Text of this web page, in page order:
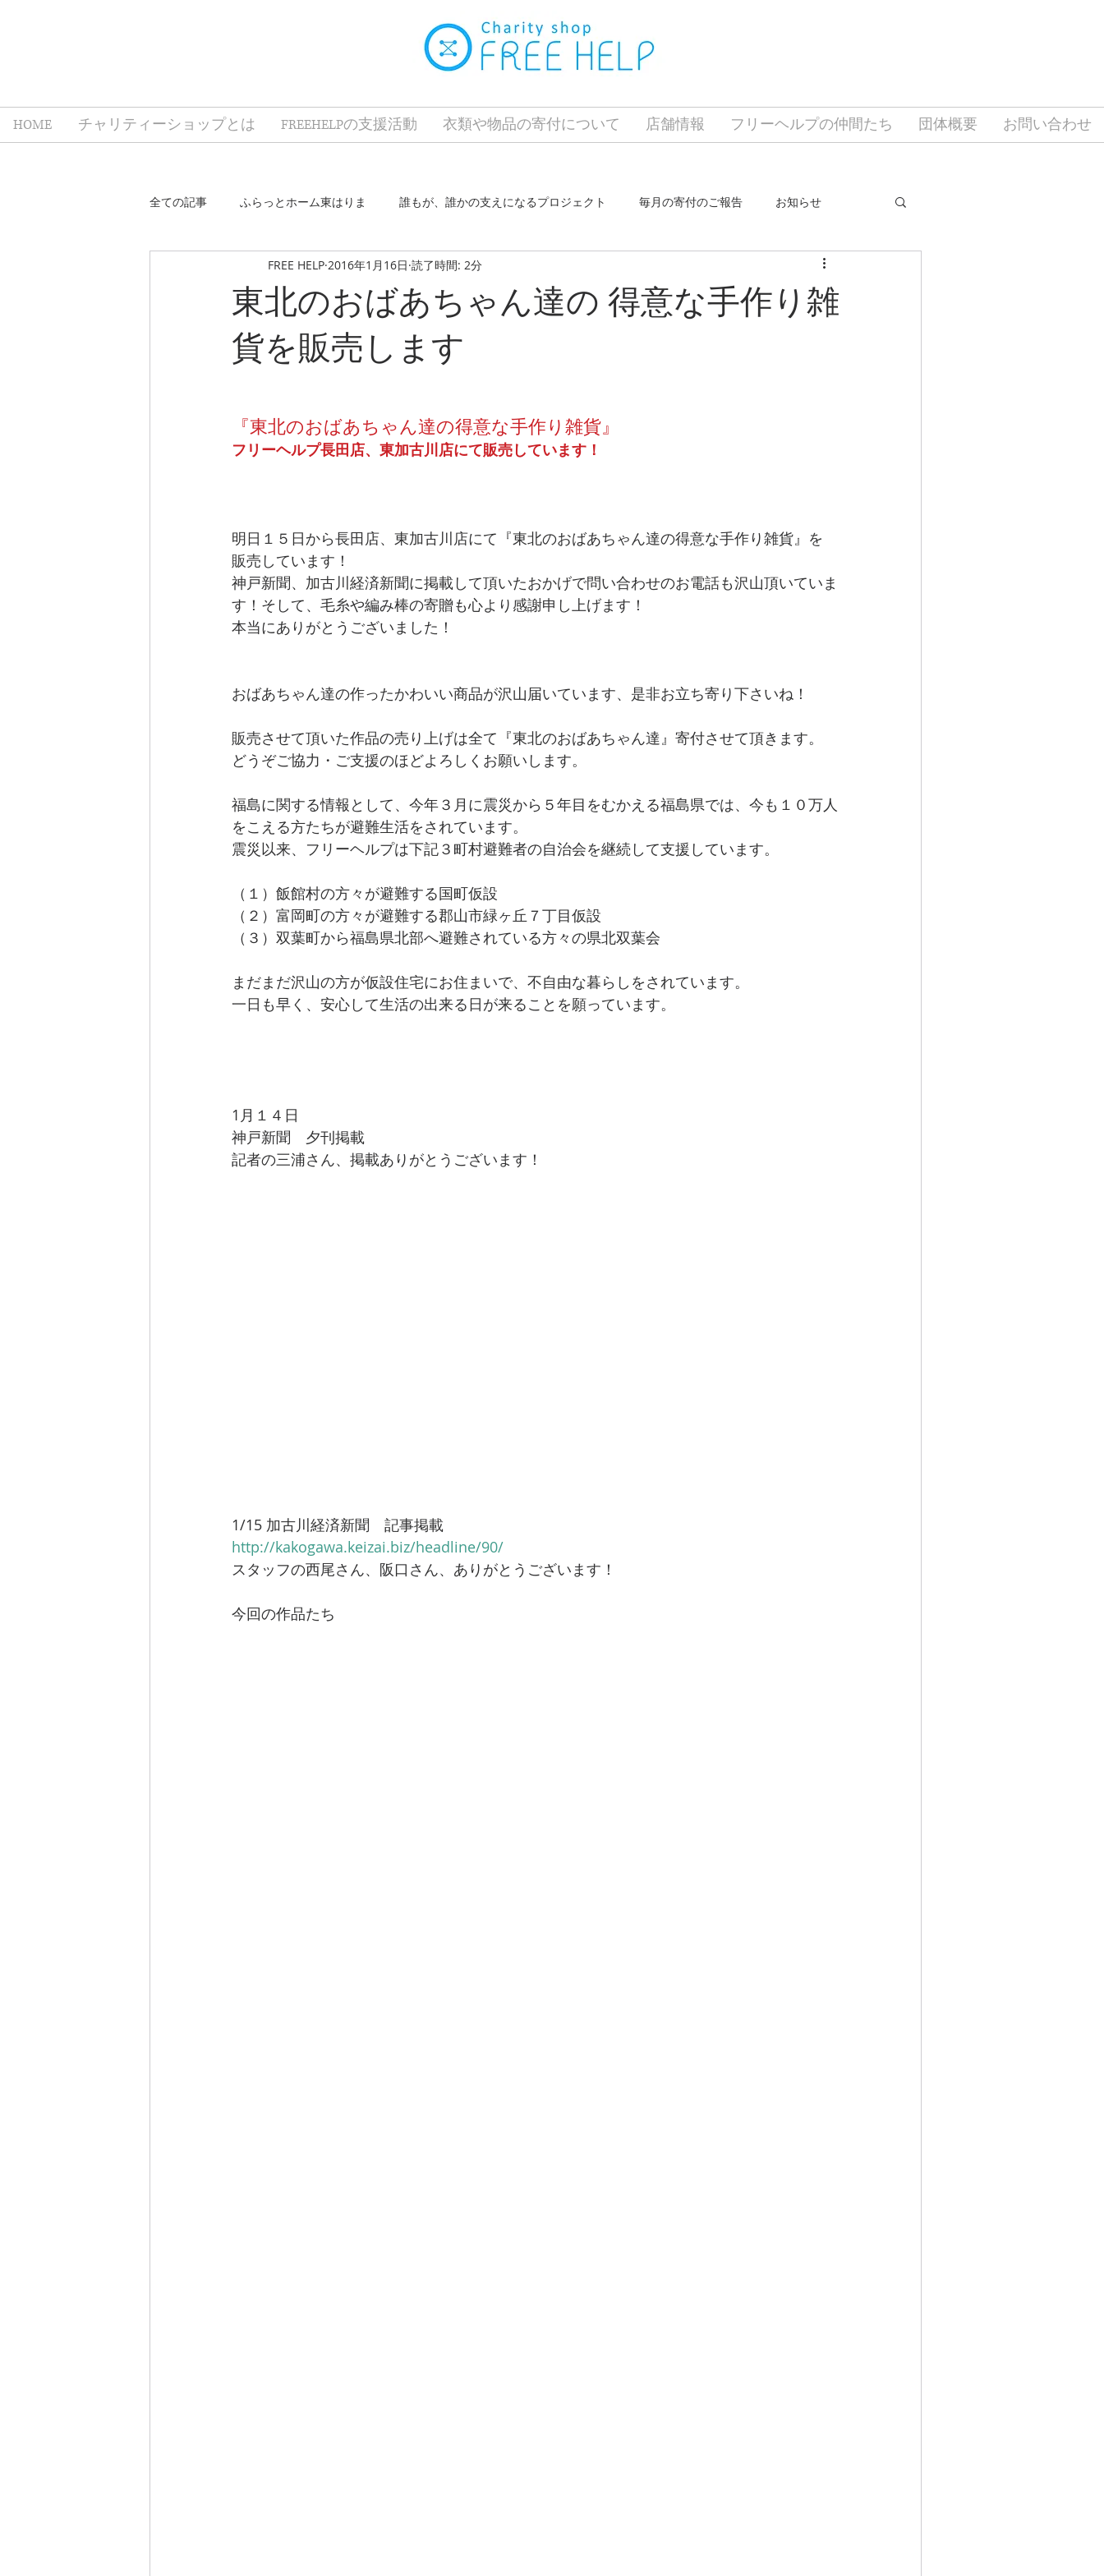
HOME チャリティーショップとは FREEHELPの支援活動 衣類や物品の寄付について 店舗情報 フリーヘルプの仲間たち 団体概要 お問い合わせ
全ての記事 ふらっとホーム東はりま 誰もが、誰かの支えになるプロジェクト 毎月の寄付のご報告 お知らせ
誰もが、誰かの支えになるプロジェクト ふらっとホーム東はりま
東北のおばあちゃん達の 得意な手作り雑
貨を販売します
FREE HELP 2016年1月16日 読了時間: 2分
『東北のおばあちゃん達の得意な手作り雑貨』
フリーヘルプ長田店、東加古川店にて販売しています！
明日１５日から長田店、東加古川店にて『東北のおばあちゃん達の得意な手作り雑貨』を
販売しています！
神戸新聞、加古川経済新聞に掲載して頂いたおかげで問い合わせのお電話も沢山頂いていま
す！そして、毛糸や編み棒の寄贈も心より感謝申し上げます！
本当にありがとうございました！
おばあちゃん達の作ったかわいい商品が沢山届いています、是非お立ち寄り下さいね！
販売させて頂いた作品の売り上げは全て『東北のおばあちゃん達』寄付させて頂きます。
どうぞご協力・ご支援のほどよろしくお願いします。
福島に関する情報として、今年３月に震災から５年目をむかえる福島県では、今も１０万人
をこえる方たちが避難生活をされています。
震災以来、フリーヘルプは下記３町村避難者の自治会を継続して支援しています。
（１）飯館村の方々が避難する国町仮設
（２）富岡町の方々が避難する郡山市緑ヶ丘７丁目仮設
（３）双葉町から福島県北部へ避難されている方々の県北双葉会
まだまだ沢山の方が仮設住宅にお住まいで、不自由な暮らしをされています。
一日も早く、安心して生活の出来る日が来ることを願っています。
1月１４日
神戸新聞　夕刊掲載
記者の三浦さん、掲載ありがとうございます！
1/15 加古川経済新聞　記事掲載
http://kakogawa.keizai.biz/headline/90/
スタッフの西尾さん、阪口さん、ありがとうございます！
今回の作品たち